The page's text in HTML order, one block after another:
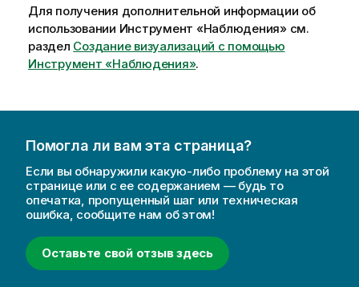
Для получения дополнительной информации об
использовании Инструмент «Наблюдения»см.
раздел Создание визуализаций с помощью
Инструмент «Наблюдения».
Помогла ли вам эта страница?
Если вы обнаружили какую-либо проблему на этой
странице или с ее содержанием — будь то
опечатка, пропущенный шаг или техническая
ошибка, сообщите нам об этом!
Оставьте свой отзыв здесь